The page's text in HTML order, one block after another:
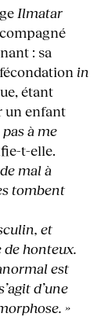
Ilmatar
: sa
in
étant
un enfant
à me
t-elle.
mal à
tombent
et
de honteux.
est
d’une
»